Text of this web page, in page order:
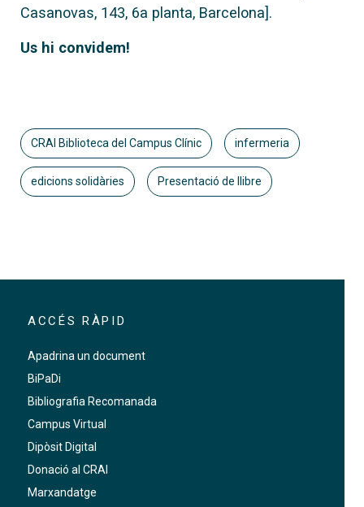
Casanovas, 143, 6a planta, Barcelona].
Us hi convidem!
CRAI Biblioteca del Campus Clínic infermeria
edicions solidàries Presentació de llibre
ACCÉS RÀPID
Apadrina un document
BiPaDi
Bibliografia Recomanada
Campus Virtual
Dipòsit Digital
Donació al CRAI
Marxandatge